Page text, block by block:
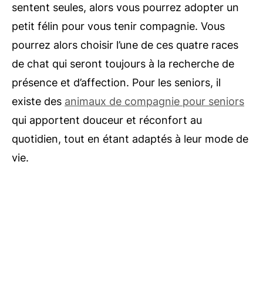
sentent seules, alors vous pourrez adopter un
petit félin pour vous tenir compagnie. Vous
pourrez alors choisir l’une de ces quatre races
de chat qui seront toujours à la recherche de
présence et d’affection. Pour les seniors, il
existe des animaux de compagnie pour seniors
qui apportent douceur et réconfort au
quotidien, tout en étant adaptés à leur mode de
vie.